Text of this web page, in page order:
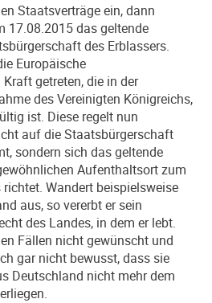
Staatsverträge ein, dann
17.08.2015 das geltende
des Erblassers.
Europäische
getreten, die in der
des Vereinigten Königreichs,
ist. Diese regelt nun
auf die Staatsbürgerschaft
sondern sich das geltende
Aufenthaltsort zum
Wandert beispielsweise
aus, so vererbt er sein
des Landes, in dem er lebt.
Fällen nicht gewünscht und
gar nicht bewusst, dass sie
Deutschland nicht mehr dem